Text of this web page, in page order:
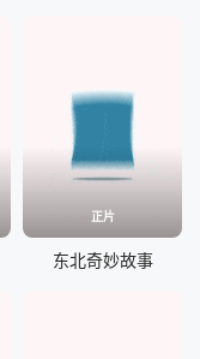
正片
东北奇妙故事